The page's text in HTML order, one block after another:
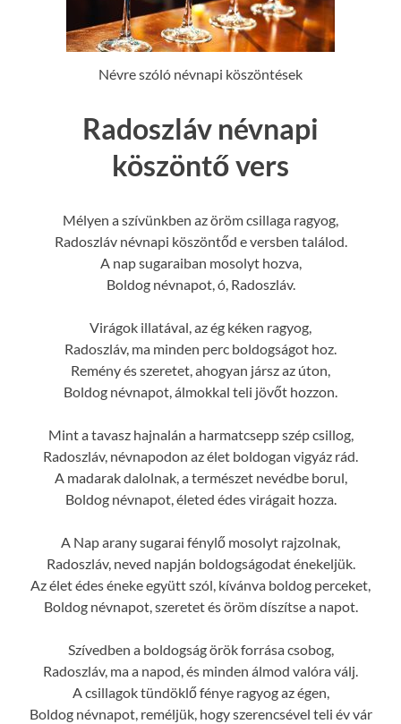
Névre szóló névnapi köszöntések
Radoszláv névnapi
köszöntő vers
Mélyen a szívünkben az öröm csillaga ragyog,
Radoszláv névnapi köszöntőd e versben találod.
A nap sugaraiban mosolyt hozva,
Boldog névnapot, ó, Radoszláv.
Virágok illatával, az ég kéken ragyog,
Radoszláv, ma minden perc boldogságot hoz.
Remény és szeretet, ahogyan jársz az úton,
Boldog névnapot, álmokkal teli jövőt hozzon.
Mint a tavasz hajnalán a harmatcsepp szép csillog,
Radoszláv, névnapodon az élet boldogan vigyáz rád.
A madarak dalolnak, a természet nevédbe borul,
Boldog névnapot, életed édes virágait hozza.
A Nap arany sugarai fénylő mosolyt rajzolnak,
Radoszláv, neved napján boldogságodat énekeljük.
Az élet édes éneke együtt szól, kívánva boldog perceket,
Boldog névnapot, szeretet és öröm díszítse a napot.
Szívedben a boldogság örök forrása csobog,
Radoszláv, ma a napod, és minden álmod valóra válj.
A csillagok tündöklő fénye ragyog az égen,
Boldog névnapot, reméljük, hogy szerencsével teli év vár